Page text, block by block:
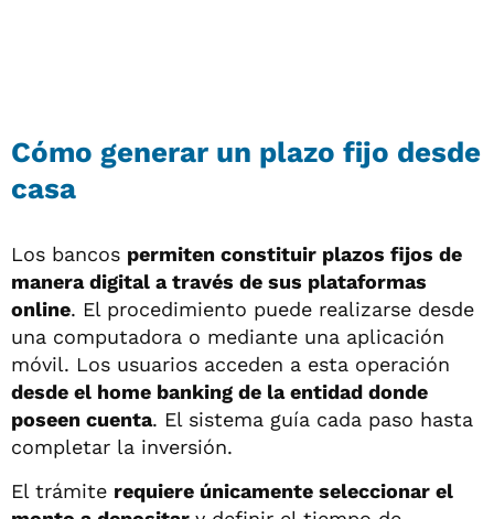
Cómo generar un plazo fijo desde
casa
Los bancos permiten constituir plazos fijos de
manera digital a través de sus plataformas
online. El procedimiento puede realizarse desde
una computadora o mediante una aplicación
móvil. Los usuarios acceden a esta operación
desde el home banking de la entidad donde
poseen cuenta. El sistema guía cada paso hasta
completar la inversión.
El trámite requiere únicamente seleccionar el